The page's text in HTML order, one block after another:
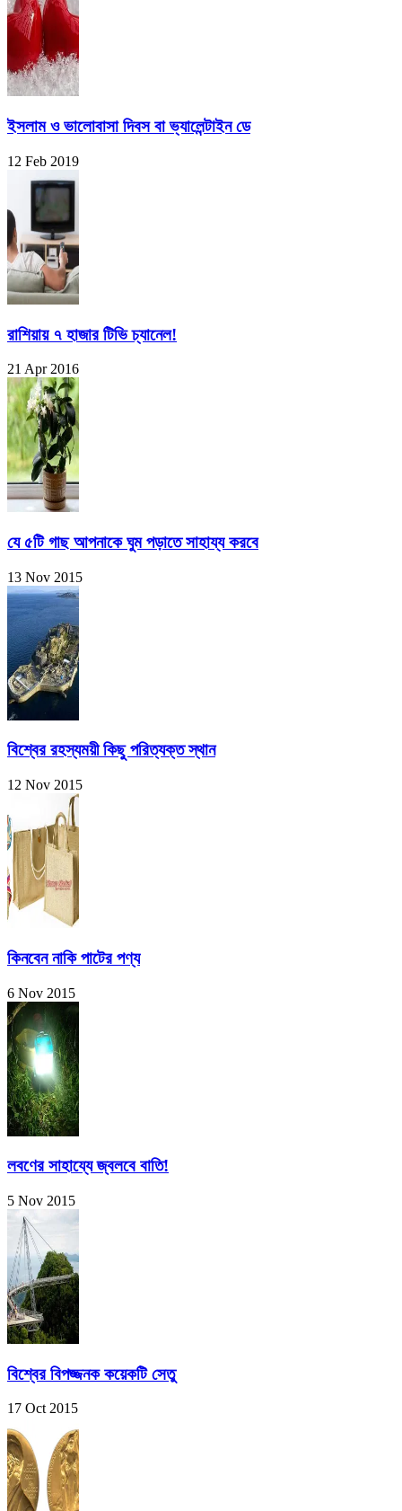
ইসলাম ও ভালোবাসা দিবস বা ভ্যালেন্টাইন ডে
12 Feb 2019
রাশিয়ায় ৭ হাজার টিভি চ্যানেল!
21 Apr 2016
যে ৫টি গাছ আপনাকে ঘুম পড়াতে সাহায্য করবে
13 Nov 2015
বিশ্বের রহস্যময়ী কিছু পরিত্যক্ত স্থান
12 Nov 2015
কিনবেন নাকি পাটের পণ্য
6 Nov 2015
লবণের সাহায্যে জ্বলবে বাতি!
5 Nov 2015
বিশ্বের বিপজ্জনক কয়েকটি সেতু
17 Oct 2015